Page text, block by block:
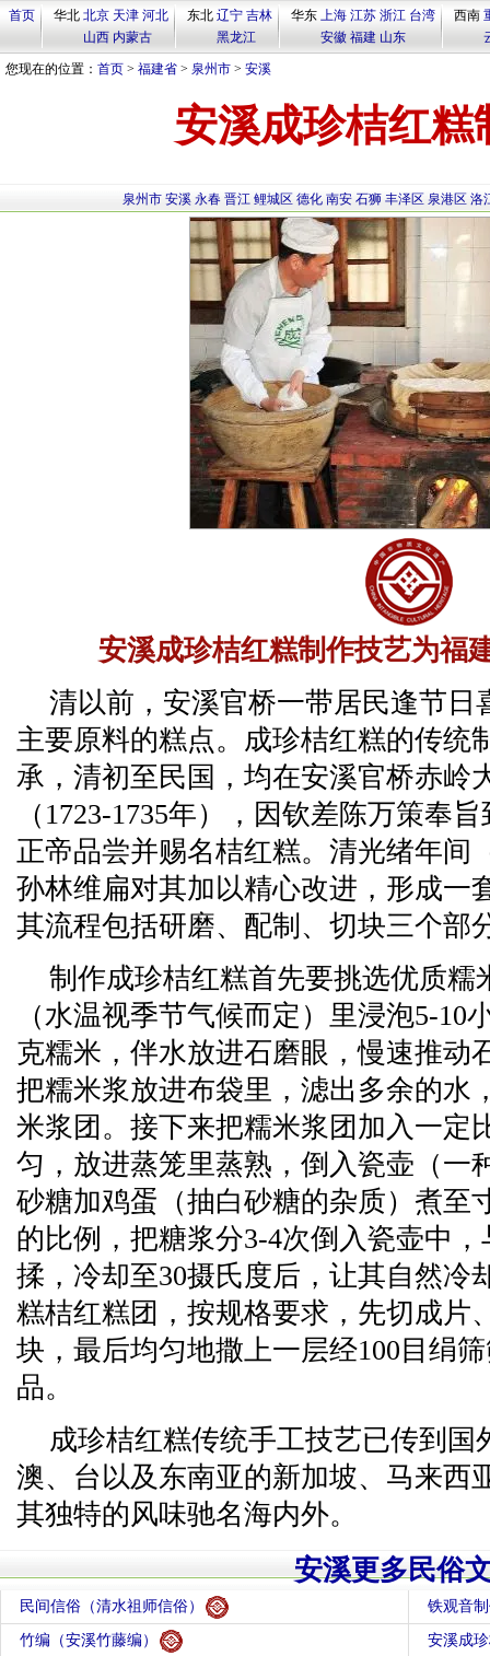
首页 华北 北京 天津 河北
山西 内蒙古
东北 辽宁 吉林
黑龙江
华东 上海 江苏 浙江 台湾
安徽 福建 山东
西南
您现在的位置： 首页 > 福建省 > 泉州市 > 安溪
安溪成珍桔红糕
泉州市 安溪 永春 晋江 鲤城区 德化 南安 石狮 丰泽区 泉港区 洛
安溪成珍桔红糕制作技艺为福
清以前，安溪官桥一带居民逢节日
主要原料的糕点。成珍桔红糕的传统
承，清初至民国，均在安溪官桥赤岭
（1723-1735年），因钦差陈万策奉
正帝品尝并赐名桔红糕。清光绪年间
孙林维扁对其加以精心改进，形成一
其流程包括研磨、配制、切块三个部
制作成珍桔红糕首先要挑选优质糯
（水温视季节气候而定）里浸泡5-10
克糯米，伴水放进石磨眼，慢速推动
把糯米浆放进布袋里，滤出多余的水
米浆团。接下来把糯米浆团加入一定
匀，放进蒸笼里蒸熟，倒入瓷壶（一
砂糖加鸡蛋（抽白砂糖的杂质）煮至
的比例，把糖浆分3-4次倒入瓷壶中
揉，冷却至30摄氏度后，让其自然冷
糕桔红糕团，按规格要求，先切成片
块，最后均匀地撒上一层经100目绢
品。
成珍桔红糕传统手工技艺已传到国
澳、台以及东南亚的新加坡、马来西
其独特的风味驰名海内外。
安溪更多民俗
民间信俗（清水祖师信俗） 铁观音
竹编（安溪竹藤编） 安溪成